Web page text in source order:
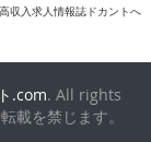
収入求人情報誌ドカントへ
.com. All rights
を禁じます。